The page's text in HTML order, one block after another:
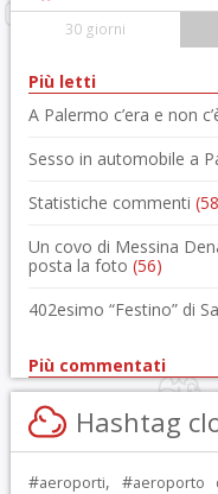
30 giorni
Più letti
A Palermo c’era e non
Sesso in automobile a
Statistiche commenti
Un covo di Messina
posta la foto (56)
402esimo “Festino” di
Più commentati
Hashtag
#aeroporti, #aeroporto